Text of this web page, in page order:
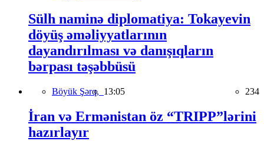
Sülh naminə diplomatiya: Tokayevin
döyüş əməliyyatlarının
dayandırılması və danışıqların
bərpası təşəbbüsü
Böyük Şərq, 13:05 234
İran və Ermənistan öz “TRIPP”lərini
hazırlayır